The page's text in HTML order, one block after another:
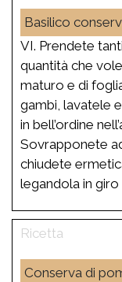
Basilico
VI. Prendete
quantità che
maturo e di
gambi, lavatele
in bell’ordine
Sovrapponete
chiudete
legandola in
Conserva di